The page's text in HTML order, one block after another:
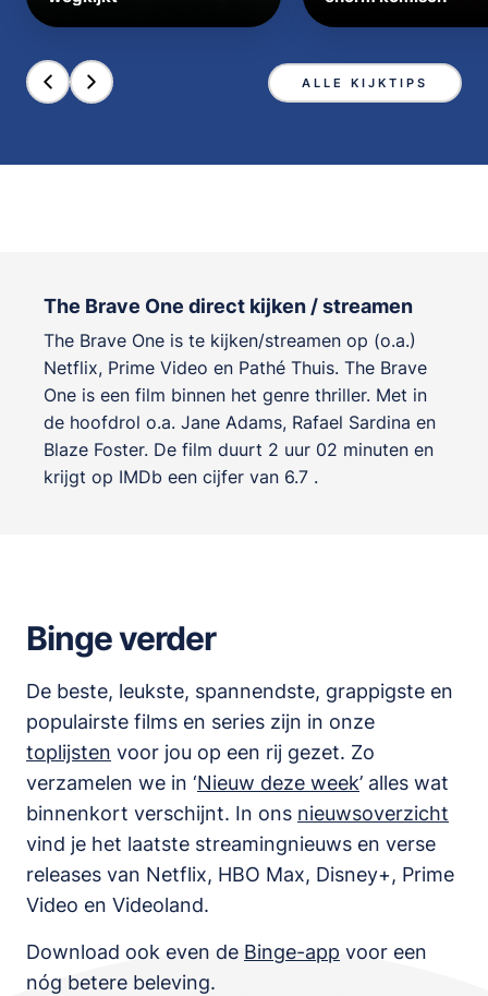
ALLE KIJKTIPS
The Brave One direct kijken / streamen
The Brave One is te kijken/streamen op (o.a.)
Netflix, Prime Video en Pathé Thuis. The Brave
One is een film binnen het genre thriller. Met in
de hoofdrol o.a. Jane Adams, Rafael Sardina en
Blaze Foster. De film duurt 2 uur 02 minuten en
krijgt op IMDb een cijfer van 6.7 .
Binge verder
De beste, leukste, spannendste, grappigste en
populairste films en series zijn in onze
toplijsten voor jou op een rij gezet. Zo
verzamelen we in ‘Nieuw deze week’ alles wat
binnenkort verschijnt. In ons nieuwsoverzicht
vind je het laatste streamingnieuws en verse
releases van Netflix, HBO Max, Disney+, Prime
Video en Videoland.
Download ook even de Binge-app voor een
nóg betere beleving.